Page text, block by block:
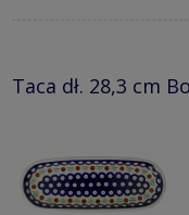
Taca dł. 28,3 cm